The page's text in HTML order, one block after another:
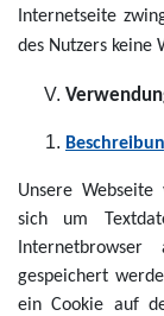
Internetseite
des Nutzers keine
Unsere
sich um
gespeichert
ein Cookie auf